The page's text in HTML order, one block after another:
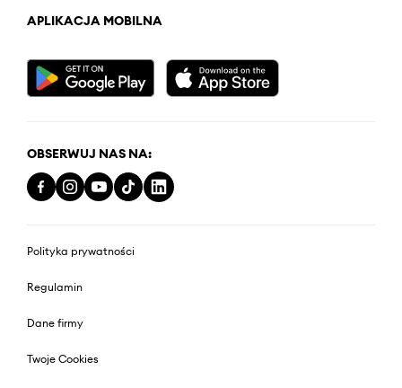
APLIKACJA MOBILNA
OBSERWUJ NAS NA:
Polityka prywatności
Regulamin
Dane firmy
Twoje Cookies